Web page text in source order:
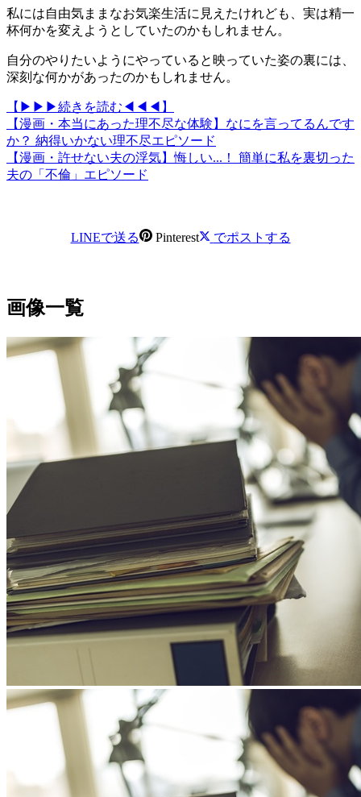
私には自由気ままなお気楽生活に見えたけれども、実は精一
杯何かを変えようとしていたのかもしれません。
自分のやりたいようにやっていると映っていた姿の裏には、
深刻な何かがあったのかもしれません。
【▶▶▶続きを読む◀◀◀】
【漫画・本当にあった理不尽な体験】なにを言ってるんです
か？ 納得いかない理不尽エピソード
【漫画・許せない夫の浮気】悔しい...！ 簡単に私を裏切った
夫の「不倫」エピソード
LINEで送る Pinterest でポストする
画像一覧